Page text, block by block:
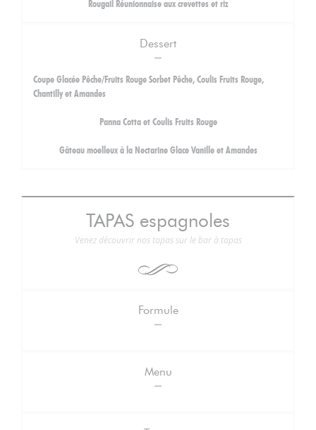
Rougail Réunionnaise aux crevettes et riz
Dessert
Coupe Glacée Pêche/Fruits Rouge Sorbet Pêche, Coulis Fruits Rouge,
Chantilly et Amandes
Panna Cotta et Coulis Fruits Rouge
Gâteau moelleux à la Nectarine Glace Vanille et Amandes
TAPAS espagnoles
Venez découvrir nos tapas sur le bar à tapas
Formule
Menu